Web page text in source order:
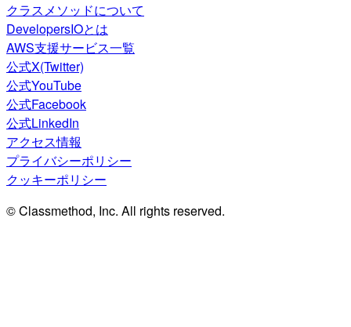
クラスメソッドについて
DevelopersIOとは
AWS支援サービス一覧
公式X(Twitter)
公式YouTube
公式Facebook
公式LinkedIn
アクセス情報
プライバシーポリシー
クッキーポリシー
© Classmethod, Inc. All rights reserved.